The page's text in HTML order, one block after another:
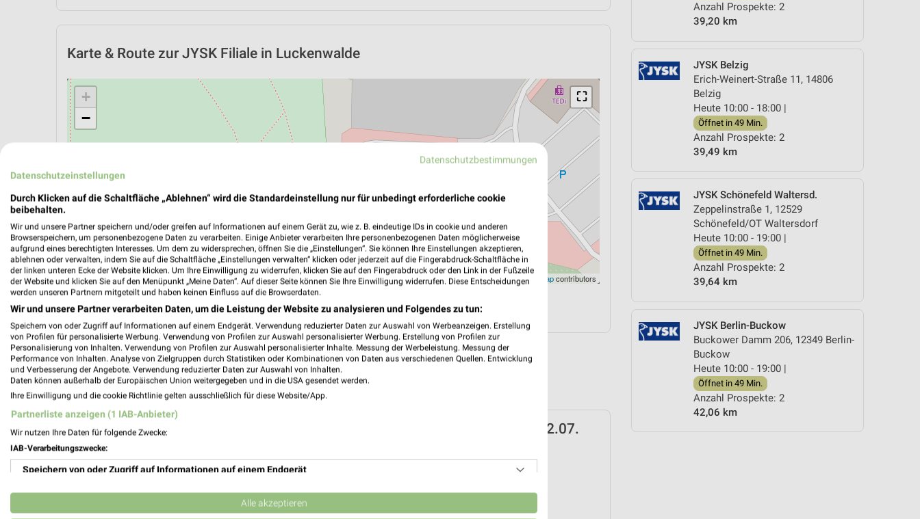
Anzahl Prospekte: 2
39,20 km
JYSK Belzig
Erich-Weinert-Straße 11, 14806
Belzig
Heute 10:00 - 18:00 |
Öffnet in 49 Min.
Anzahl Prospekte: 2
39,49 km
JYSK Schönefeld Waltersd.
Zeppelinstraße 1, 12529
Schönefeld/OT Waltersdorf
Heute 10:00 - 19:00 |
Öffnet in 49 Min.
Anzahl Prospekte: 2
39,64 km
JYSK Berlin-Buckow
Buckower Damm 206, 12349 Berlin-
Buckow
Heute 10:00 - 19:00 |
Öffnet in 49 Min.
Anzahl Prospekte: 2
42,06 km
Karte & Route zur JYSK Filiale in Luckenwalde
⛶
+
−
Leaflet|©OpenStreetMapcontributors
ÖPNV ANZEIGEN LADESÄULEN ANZEIGEN NAVIGATION MIT GOOGLE/IOS MAPS
Aktuelle Angebote in dieser Filiale
Anzahl Prospekte: 2
Letztes Prospektupdate: vor 10 Tagen
JYSK Prospekt für Luckenwalde ab So. den 12.07.
Gültig von 12. Jul. bis 15. Aug.
📅 Kalendereintrag erstellen
Datenschutzbestimmungen
Datenschutzeinstellungen
Durch Klicken auf die Schaltfläche „Ablehnen“ wird die Standardeinstellung nur für unbedingt erforderliche cookie
beibehalten.
Wir und unsere Partner speichern und/oder greifen auf Informationen auf einem Gerät zu, wie z. B. eindeutige IDs in cookie und anderen
Browserspeichern, um personenbezogene Daten zu verarbeiten. Einige Anbieter verarbeiten Ihre personenbezogenen Daten möglicherweise
aufgrund eines berechtigten Interesses. Um dem zu widersprechen, öffnen Sie die „Einstellungen“. Sie können Ihre Einstellungen akzeptieren,
ablehnen oder verwalten, indem Sie auf die Schaltfläche „Einstellungen verwalten“ klicken oder jederzeit auf die Fingerabdruck-Schaltfläche in
der linken unteren Ecke der Website klicken. Um Ihre Einwilligung zu widerrufen, klicken Sie auf den Fingerabdruck oder den Link in der Fußzeile
der Website und klicken Sie auf den Menüpunkt „Meine Daten“. Auf dieser Seite können Sie Ihre Einwilligung widerrufen. Diese Entscheidungen
werden unseren Partnern mitgeteilt und haben keinen Einfluss auf die Browserdaten.
Wir und unsere Partner verarbeiten Daten, um die Leistung der Website zu analysieren und Folgendes zu tun:
Speichern von oder Zugriff auf Informationen auf einem Endgerät. Verwendung reduzierter Daten zur Auswahl von Werbeanzeigen. Erstellung
von Profilen für personalisierte Werbung. Verwendung von Profilen zur Auswahl personalisierter Werbung. Erstellung von Profilen zur
Personalisierung von Inhalten. Verwendung von Profilen zur Auswahl personalisierter Inhalte. Messung der Werbeleistung. Messung der
Performance von Inhalten. Analyse von Zielgruppen durch Statistiken oder Kombinationen von Daten aus verschiedenen Quellen. Entwicklung
und Verbesserung der Angebote. Verwendung reduzierter Daten zur Auswahl von Inhalten.
Daten können außerhalb der Europäischen Union weitergegeben und in die USA gesendet werden.
Ihre Einwilligung und die cookie Richtlinie gelten ausschließlich für diese Website/App.
Partnerliste anzeigen (1 IAB-Anbieter)
Wir nutzen Ihre Daten für folgende Zwecke:
IAB-Verarbeitungszwecke:
Speichern von oder Zugriff auf Informationen auf einem Endgerät
Verwendung reduzierter Daten zur Auswahl von Werbeanzeigen
Alle akzeptieren